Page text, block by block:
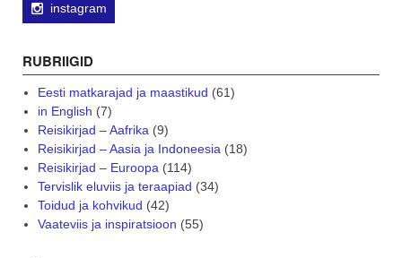
instagram
RUBRIIGID
Eesti matkarajad ja maastikud (61)
in English (7)
Reisikirjad – Aafrika(9)
Reisikirjad – Aasia ja Indoneesia(18)
Reisikirjad – Euroopa(114)
Tervislik eluviis ja teraapiad (34)
Toidud ja kohvikud (42)
Vaateviis ja inspiratsioon (55)